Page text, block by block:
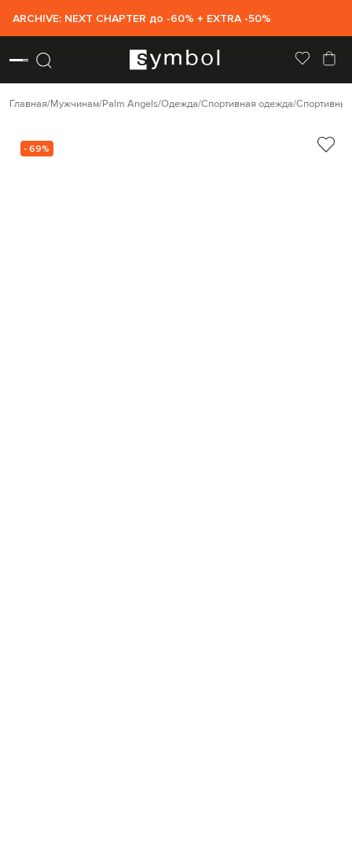
ARCHIVE: NEXT CHAPTER до -60% + EXTRA -50%
Главная Мужчинам Palm Angels Одежда Спортивная одежда
- 69%